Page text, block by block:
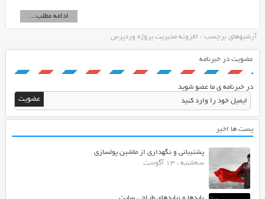
ادامه مطلب...
آرشیوهای برچسب : افزونه مدیریت پروژه وردپرس
عضویت در خبرنامه
در خبرنامه ی ما عضو شوید
پست ها اخیر
پشتیبانی و نگهداری از ماشین پولسازی
سه‌شنبه ، 13 آگوست